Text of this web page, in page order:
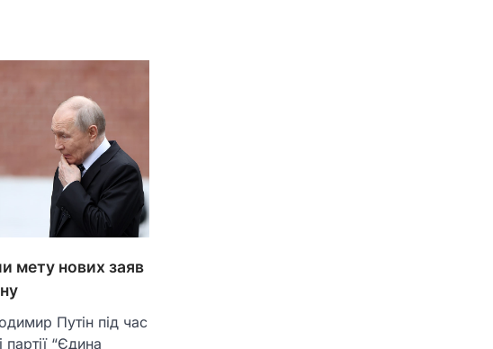
мету нових заяв
Путін під час
партії “Єдина